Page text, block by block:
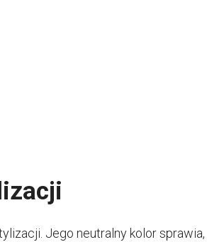
Jego neutralny kolor sprawia,